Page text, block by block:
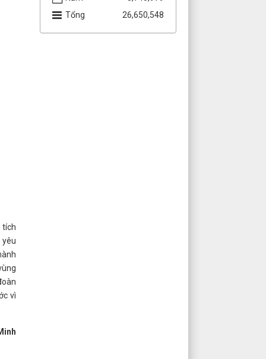
tích
yêu
vì
Trung thành nhất - Gần dân
nhất” trên địa bàn thành phố
Cần Thơ
Tổng
26,650,548